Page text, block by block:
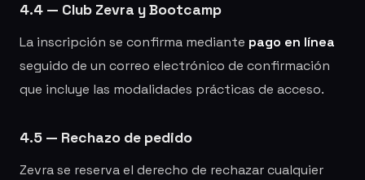
4.4 — Club Zevra y Bootcamp
La inscripción se confirma mediante pago en línea
seguido de un correo electrónico de confirmación
que incluye las modalidades prácticas de acceso.
4.5 — Rechazo de pedido
Zevra se reserva el derecho de rechazar cualquier